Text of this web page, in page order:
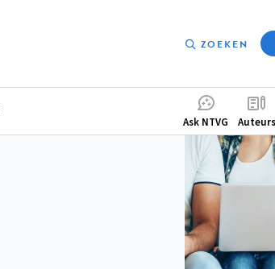
ZOEKEN
menu
Ask NTVG Auteurs